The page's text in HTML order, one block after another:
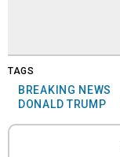
TAGS
BREAKING NEWS
DONALD TRUMP